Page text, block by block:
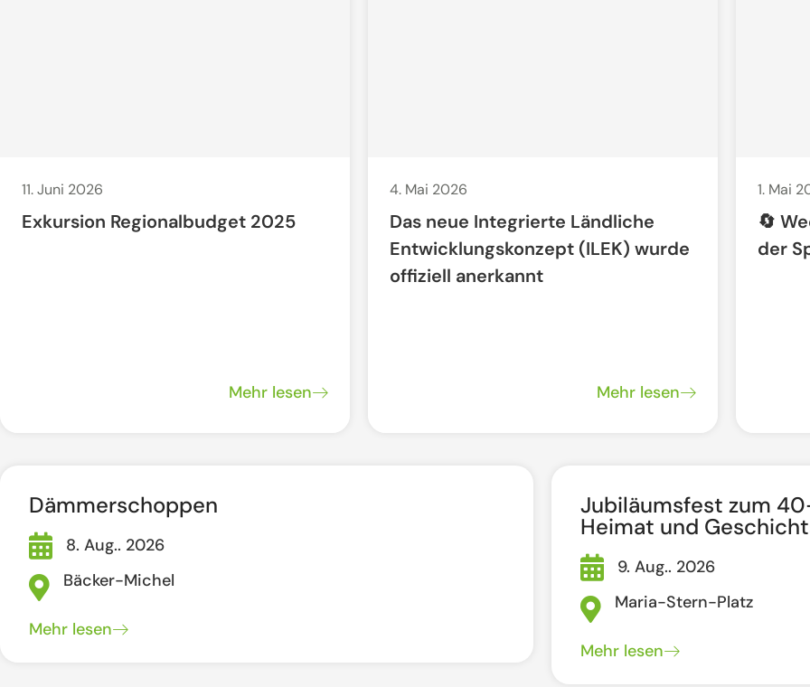
11. Juni 2026
Exkursion Regionalbudget 2025
Mehr lesen
4. Mai 2026
Das neue Integrierte Ländliche
Entwicklungskonzept (ILEK) wurde
offiziell anerkannt
Mehr lesen
1. Mai
🔄
der
Dämmerschoppen
8. Aug.. 2026
Bäcker-Michel
Mehr lesen
Jubiläumsfest zum
Heimat und
9. Aug.. 2026
Maria-Stern-Platz
Mehr lesen